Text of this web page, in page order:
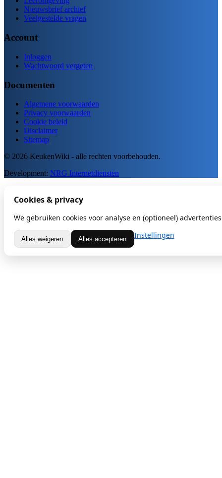
Nieuwsbrief archief
Veelgestelde vragen
Account
Inloggen
Wachtwoord vergeten
Documenten
Algemene voorwaarden
Privacy voorwaarden
Cookie beleid
Disclaimer
Sitemap
© 2026 KeukenWiki - alle rechten voorbehouden.
Development: NRG Internetdiensten
Cookies & privacy
We gebruiken cookies voor analyse en (optioneel)
Alles weigeren Alles accepteren Instellingen